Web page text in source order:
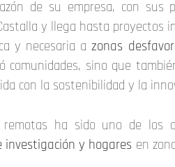
de su empresa, con sus
y llega hasta proyectos
y necesaria azonas
comunidades, sino que
con la sostenibilidad y la
ha sido uno de los
investigación y hogares en